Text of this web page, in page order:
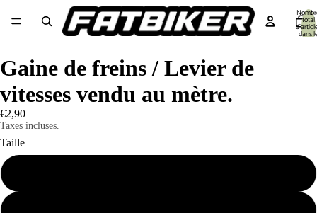
total
dans
Gaine de freins / Levier de
vitesses vendu au mètre.
€2,90
Taxes incluses.
Taille